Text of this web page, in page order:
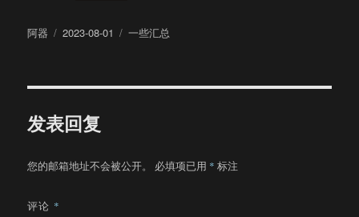
作
阿器
发
2023-08-01
分
一些汇总
发表回复
您的邮箱地址不会被公开。 必填项已用 * 标注
评论 *